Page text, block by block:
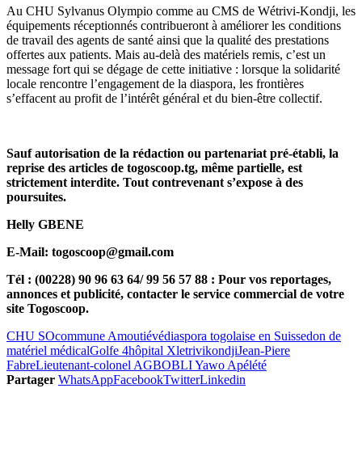
Au CHU Sylvanus Olympio comme au CMS de Wétrivi-Kondji, les
équipements réceptionnés contribueront à améliorer les conditions
de travail des agents de santé ainsi que la qualité des prestations
offertes aux patients. Mais au-delà des matériels remis, c’est un
message fort qui se dégage de cette initiative : lorsque la solidarité
locale rencontre l’engagement de la diaspora, les frontières
s’effacent au profit de l’intérêt général et du bien-être collectif.
Sauf autorisation de la rédaction ou partenariat pré-établi, la
reprise des articles de togoscoop.tg, même partielle, est
strictement interdite. Tout contrevenant s’expose à des
poursuites.
Helly GBENE
E-Mail: togoscoop@gmail.com
Tél : (00228) 90 96 63 64/ 99 56 57 88 : Pour vos reportages,
annonces et publicité, contacter le service commercial de votre
site Togoscoop.
CHU SOcommune Amoutiévédiaspora togolaise en Suissedon de
matériel médicalGolfe 4hôpital XletrivikondjiJean-Piere
FabreLieutenant-colonel AGBOBLI Yawo Apélété
Partager WhatsAppFacebookTwitterLinkedin